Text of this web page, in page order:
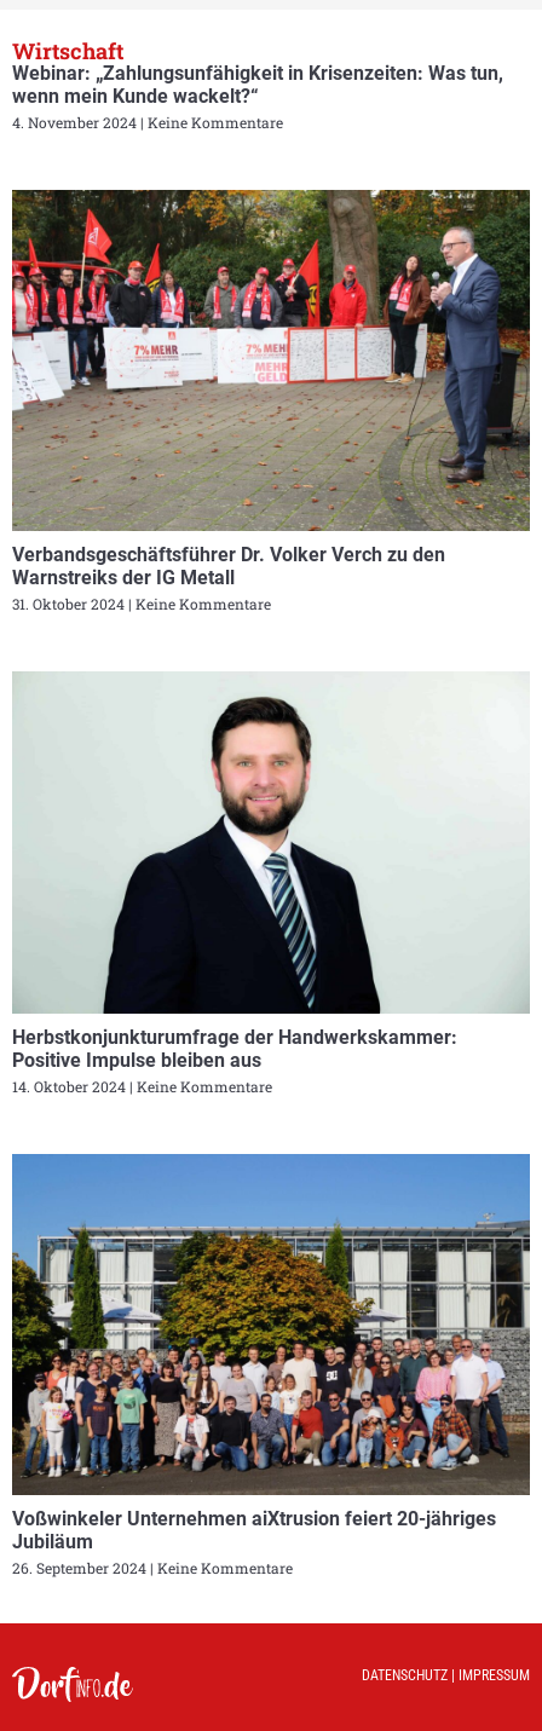
Wirtschaft
Webinar: „Zahlungsunfähigkeit in Krisenzeiten: Was tun,
wenn mein Kunde wackelt?“
4. November 2024 Keine Kommentare
Verbandsgeschäftsführer Dr. Volker Verch zu den
Warnstreiks der IG Metall
31. Oktober 2024 Keine Kommentare
Herbstkonjunkturumfrage der Handwerkskammer:
Positive Impulse bleiben aus
14. Oktober 2024 Keine Kommentare
Voßwinkeler Unternehmen aiXtrusion feiert 20-jähriges
Jubiläum
26. September 2024 Keine Kommentare
DATENSCHUTZ | IMPRESSUM